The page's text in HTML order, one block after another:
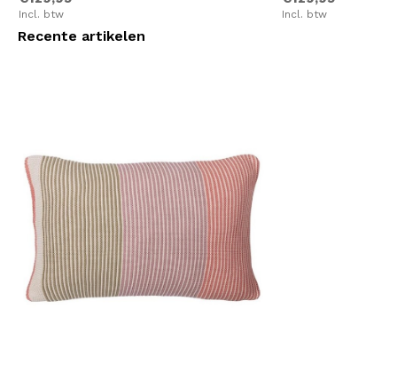
Incl. btw Incl. btw
Recente artikelen